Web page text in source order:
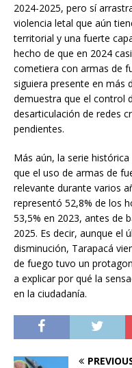
2024-2025, pero sí
violencia letal que aún
territorial y una fuerte
hecho de que en 2024
cometiera con armas de
siguiera presente en más
demuestra que el control
desarticulación de redes
pendientes.
Más aún, la serie
que el uso de armas de
relevante durante varios
representó 52,8% de los
53,5% en 2023, antes de
2025. Es decir, aunque el
disminución, Tarapacá
de fuego tuvo un
a explicar por qué la
en la ciudadanía.